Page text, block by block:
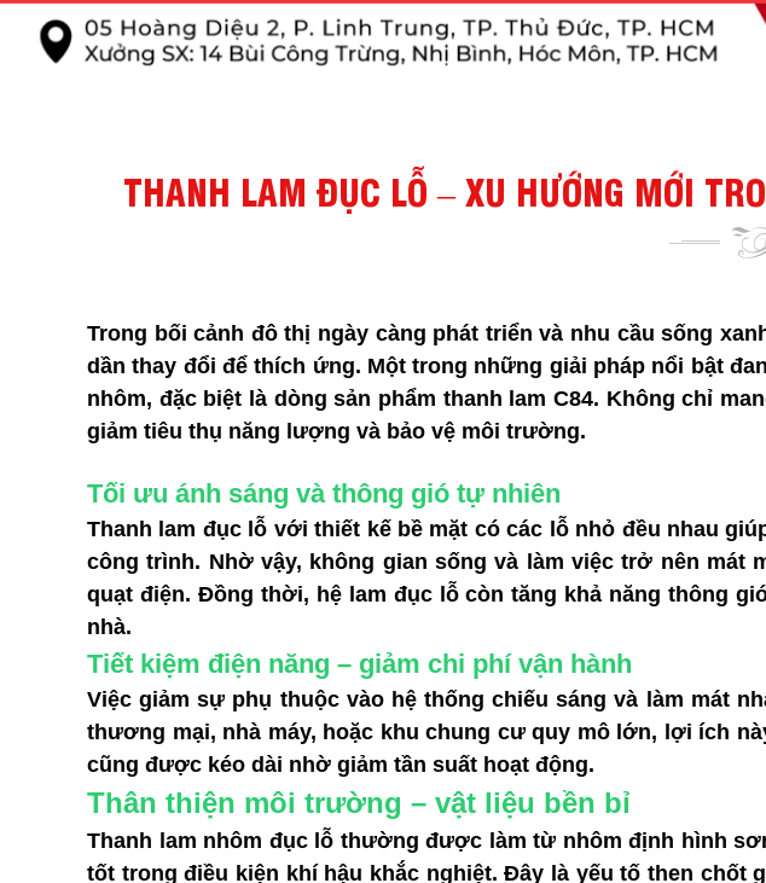
THANH LAM ĐỤC LỖ – XU HƯỚNG MỚI
Trong bối cảnh đô thị ngày càng phát triển và nhu cầu sống
dần thay đổi để thích ứng. Một trong những giải pháp nổi bật
nhôm, đặc biệt là dòng sản phẩm thanh lam C84. Không chỉ
giảm tiêu thụ năng lượng và bảo vệ môi trường.
Tối ưu ánh sáng và thông gió tự nhiên
Thanh lam đục lỗ với thiết kế bề mặt có các lỗ nhỏ đều nhau
công trình. Nhờ vậy, không gian sống và làm việc trở nên mát
quạt điện. Đồng thời, hệ lam đục lỗ còn tăng khả năng thông
nhà.
Tiết kiệm điện năng – giảm chi phí vận hành
Việc giảm sự phụ thuộc vào hệ thống chiếu sáng và làm mát
thương mại, nhà máy, hoặc khu chung cư quy mô lớn, lợi ích
cũng được kéo dài nhờ giảm tần suất hoạt động.
Thân thiện môi trường – vật liệu bền bỉ
Thanh lam nhôm đục lỗ thường được làm từ nhôm định hình
tốt trong điều kiện khí hậu khắc nghiệt. Đây là yếu tố then chốt